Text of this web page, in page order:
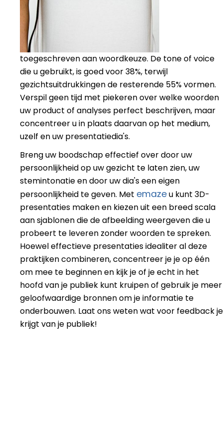
toegeschreven aan woordkeuze. De tone of voice
die u gebruikt, is goed voor 38%, terwijl
gezichtsuitdrukkingen de resterende 55% vormen.
Verspil geen tijd met piekeren over welke woorden
uw product of analyses perfect beschrijven, maar
concentreer u in plaats daarvan op het medium,
uzelf en uw presentatiedia's.
Breng uw boodschap effectief over door uw
persoonlijkheid op uw gezicht te laten zien, uw
stemintonatie en door uw dia's een eigen
persoonlijkheid te geven. Met emazeu kunt 3D-
presentaties maken en kiezen uit een breed scala
aan sjablonen die de afbeelding weergeven die u
probeert te leveren zonder woorden te spreken.
Hoewel effectieve presentaties idealiter al deze
praktijken combineren, concentreer je je op één
om mee te beginnen en kijk je of je echt in het
hoofd van je publiek kunt kruipen of gebruik je meer
geloofwaardige bronnen om je informatie te
onderbouwen. Laat ons weten wat voor feedback je
krijgt van je publiek!